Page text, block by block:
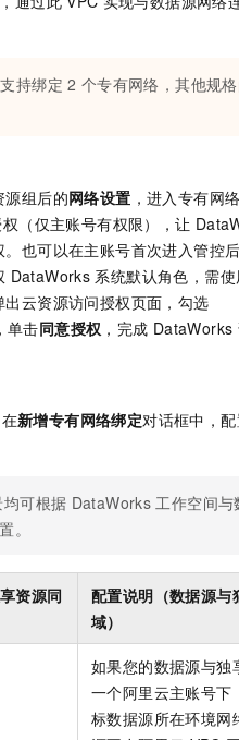
持绑定 2 个专有网络，其他规
源组后的网络设置 ，进入专有网
（仅主账号有权限），让
也可以在主账号首次进入管控
DataWorks 系统默认角色，需
出云资源访问授权页面，勾选
单击同意授权 ，完成 DataWorks
在新增专有网络绑定对话框中，
均可根据 DataWorks 工作空间
。
资源同
配置说明（数据源与
域）
如果您的数据源与独
一个阿里云主账号下
标数据源所在环境网